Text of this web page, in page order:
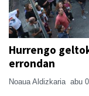
Hurrengo
errondan
Noaua Aldizkaria abu